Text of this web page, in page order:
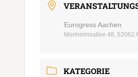
Eurogress Aachen
Monheimsallee 48, 52062
KATEGORIE